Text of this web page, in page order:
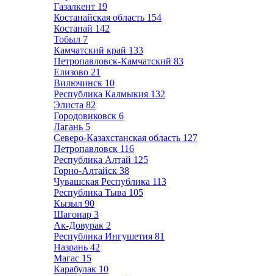
Газалкент 19
Костанайская область 154
Костанай 142
Тобыл 7
Камчатский край 133
Петропавловск-Камчатский 83
Елизово 21
Вилючинск 10
Республика Калмыкия 132
Элиста 82
Городовиковск 6
Лагань 5
Северо-Казахстанская область 127
Петропавловск 116
Республика Алтай 125
Горно-Алтайск 38
Чувашская Республика 113
Республика Тыва 105
Кызыл 90
Шагонар 3
Ак-Довурак 2
Республика Ингушетия 81
Назрань 42
Магас 15
Карабулак 10